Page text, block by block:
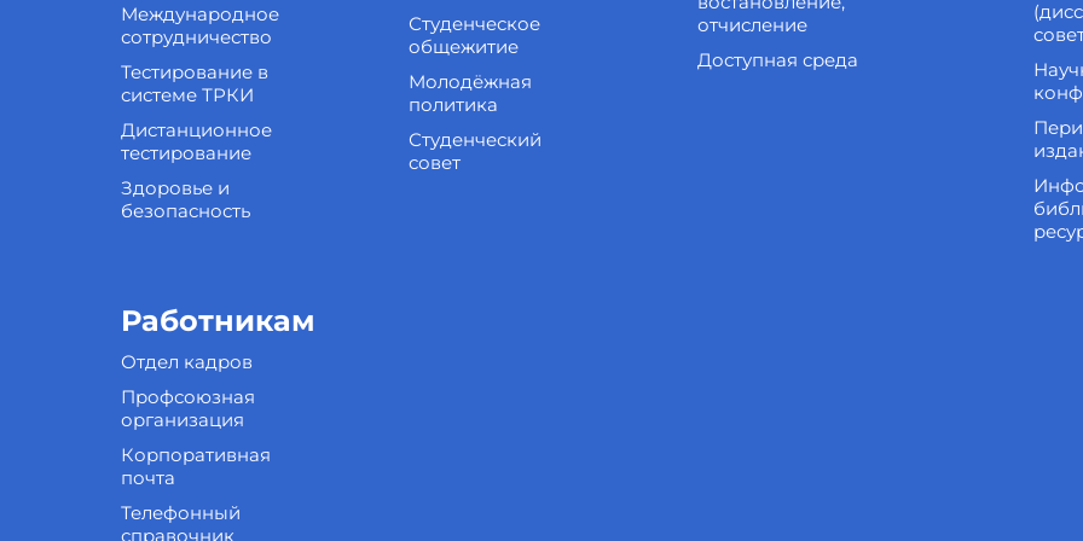
Международное
сотрудничество
Тестирование в
системе ТРКИ
Дистанционное
тестирование
Здоровье и
безопасность
Студенческое
общежитие
Молодёжная
политика
Студенческий
совет
отчисление
Доступная среда
Работникам
Отдел кадров
Профсоюзная
организация
Корпоративная
почта
Телефонный
справочник